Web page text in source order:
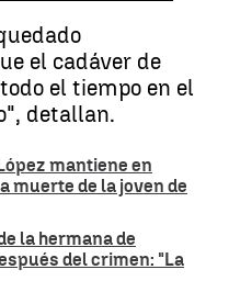
el cadáver de
el tiempo en el
detallan.
mantiene en
muerte de la joven de
la hermana de
del crimen: "La